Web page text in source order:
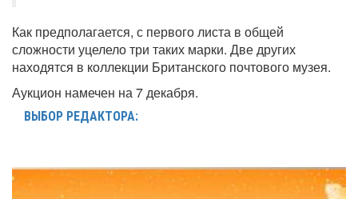
Как предполагается, с первого листа в общей
сложности уцелело три таких марки. Две других
находятся в коллекции Британского почтового музея.
Аукцион намечен на 7 декабря.
ВЫБОР РЕДАКТОРА: